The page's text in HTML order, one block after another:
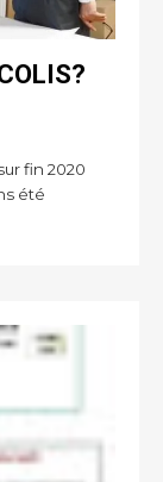
fin 2020
été